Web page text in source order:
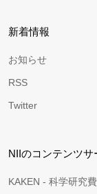
新着情報
お知らせ
RSS
Twitter
NIIのコンテンツサ
KAKEN - 科学研究